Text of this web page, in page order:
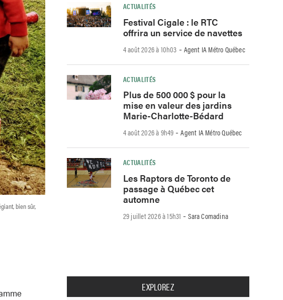
bien sûr,
ACTUALITÉS
Festival Cigale : le RTC
offrira un service de navettes
4 août 2026 à 10h03 -Agent IA Métro Québec
ACTUALITÉS
Plus de 500 000 $ pour la
mise en valeur des jardins
Marie-Charlotte-Bédard
4 août 2026 à 9h49 -Agent IA Métro Québec
ACTUALITÉS
Les Raptors de Toronto de
passage à Québec cet
automne
29 juillet 2026 à 15h31 -Sara Comadina
EXPLOREZ